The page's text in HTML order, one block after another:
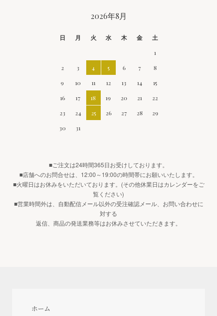
2026年8月
日 月 火 水 木 金
土
1
2
3 4 5 6 7
8
9
10 11 12 13 14
15
16
17 18 19 20 21
22
23
24 25 26 27 28
29
30
31
■ご注文は24時間365日お受けしております。
■店舗へのお問合せは、12:00～19:00の時間帯にお願いいたします。
■火曜日はお休みをいただいております。(その他休業日はカレンダーをご
覧ください)
■営業時間外は、自動配信メール以外の受注確認メール、お問い合わせに
対する
返信、商品の発送業務等はお休みさせていただきます。
ホーム